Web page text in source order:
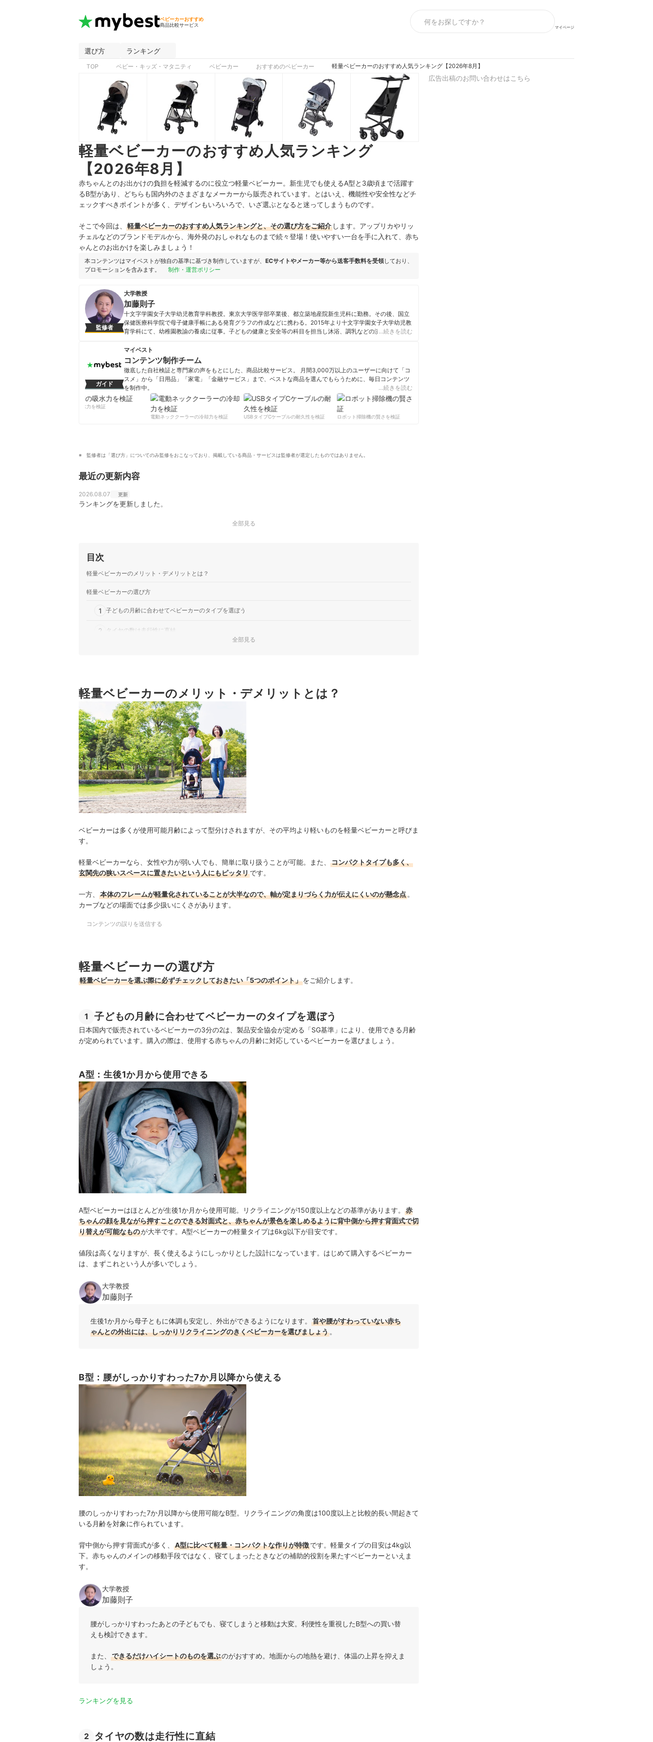
ベビーカーおすすめ
商品比較サービス
マイページ
選び方 ランキング
TOP ベビー・キッズ・マタニティ ベビーカー おすすめのベビーカー 軽量ベビーカーのおすすめ人気ランキング【2026年8月】
軽量ベビーカーのおすすめ人気ランキング
【2026年8月】
赤ちゃんとのお出かけの負担を軽減するのに役立つ軽量ベビーカー。新生児でも使えるA型と3歳頃まで活躍す
るB型があり、どちらも国内外のさまざまなメーカーから販売されています。とはいえ、機能性や安全性などチ
ェックすべきポイントが多く、デザインもいろいろで、いざ選ぶとなると迷ってしまうものです。
そこで今回は、 軽量ベビーカーのおすすめ人気ランキングと、その選び方をご紹介 します。アップリカやリッ
チェルなどのブランドモデルから、海外発のおしゃれなものまで続々登場！使いやすい一台を手に入れて、赤ち
ゃんとのお出かけを楽しみましょう！
本コンテンツはマイベストが独自の基準に基づき制作していますが、 ECサイトやメーカー等から送客手数料を受領しており、
プロモーションを含みます。
制作・運営ポリシー
監修者
大学教授
加藤則子
十文字学園女子大学幼児教育学科教授。東京大学医学部卒業後、都立築地産院新生児科に勤務。その後、国立
保健医療科学院で母子健康手帳にある発育グラフの作成などに携わる。2015年より十文字学園女子大学幼児教
育学科にて、幼稚園教諭の養成に従事。子どもの健康と安全等の科目を担当し沐浴、調乳などの演習も行って
加藤則子のプロフィール
…続きを読む
ガイド
マイベスト
コンテンツ制作チーム
徹底した自社検証と専門家の声をもとにした、商品比較サービス。 月間3,000万以上のユーザーに向けて「コ
スメ」から「日用品」「家電」「金融サービス」まで、ベストな商品を選んでもらうために、毎日コンテンツ
を制作中。
コンテンツ制作チームのプロフィール
…続きを読む
柔軟剤の吸水力を検証
電動ネッククーラーの冷却力を検証
USBタイプCケーブルの耐久性を検証 ロボット掃除機の賢さを検証
監修者は「選び方」についてのみ監修をおこなっており、掲載している商品・サービスは監修者が選定したものではありません。
最近の更新内容
2026.08.07 更新
ランキングを更新しました。
全部見る
目次
軽量ベビーカーのメリット・デメリットとは？
軽量ベビーカーの選び方
1 子どもの月齢に合わせてベビーカーのタイプを選ぼう
2 タイヤの数は走行性に直結
5 安全基準の「SG」マークも要チェック
軽量ベビーカー全27商品おすすめ人気ランキング
フロントバーがなくても取り付け可能。寒いときに活躍
軽量ベビーカーの売れ筋ランキングもチェック！
全部見る
軽量ベビーカーのメリット・デメリットとは？
ベビーカーは多くが使用可能月齢によって型分けされますが、その平均より軽いものを軽量ベビーカーと呼びま
す。
軽量ベビーカーなら、女性や力が弱い人でも、簡単に取り扱うことが可能。また、
コンパクトタイプも多く、
玄関先の狭いスペースに置きたいという人にもピッタリです。
一方、 本体のフレームが軽量化されていることが大半なので、軸が定まりづらく力が伝えにくいのが懸念点。
カーブなどの場面では多少扱いにくさがあります。
コンテンツの誤りを送信する
軽量ベビーカーの選び方
軽量ベビーカーを選ぶ際に必ずチェックしておきたい「5つのポイント」をご紹介します。
1 子どもの月齢に合わせてベビーカーのタイプを選ぼう
日本国内で販売されているベビーカーの3分の2は、製品安全協会が定める「SG基準」により、使用できる月齢
が定められています。購入の際は、使用する赤ちゃんの月齢に対応しているベビーカーを選びましょう。
A型：生後1か月から使用できる
A型ベビーカーはほとんどが生後1か月から使用可能。リクライニングが150度以上などの基準があります。
赤
ちゃんの顔を見ながら押すことのできる対面式と、赤ちゃんが景色を楽しめるように背中側から押す背面式で切
り替えが可能なものが大半です。A型ベビーカーの軽量タイプは6kg以下が目安です。
値段は高くなりますが、長く使えるようにしっかりとした設計になっています。はじめて購入するベビーカー
は、まずこれという人が多いでしょう。
大学教授
加藤則子
生後1か月から母子ともに体調も安定し、外出ができるようになります。
首や腰がすわっていない赤ち
ゃんとの外出には、しっかりリクライニングのきくベビーカーを選びましょう 。
B型：腰がしっかりすわった7か月以降から使える
腰のしっかりすわった7か月以降から使用可能なB型。リクライニングの角度は100度以上と比較的長い間起きて
いる月齢を対象に作られています。
背中側から押す背面式が多く、 A型に比べて軽量・コンパクトな作りが特徴です。軽量タイプの目安は4kg以
下。赤ちゃんのメインの移動手段ではなく、寝てしまったときなどの補助的役割を果たすベビーカーといえま
す。
大学教授
加藤則子
腰がしっかりすわったあとの子どもでも、寝てしまうと移動は大変。利便性を重視したB型への買い替
えも検討できます。
また、 できるだけハイシートのものを選ぶのがおすすめ。地面からの地熱を避け、体温の上昇を抑えま
しょう。
ランキングを見る
2 タイヤの数は走行性に直結
広告出稿のお問い合わせはこちら